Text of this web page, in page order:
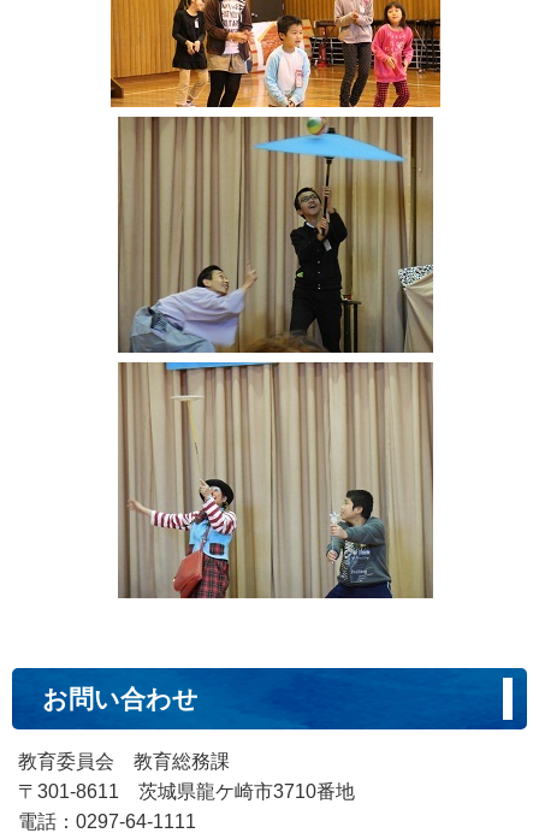
お問い合わせ
教育委員会 教育総務課
〒301-8611 茨城県龍ケ崎市3710番地
電話：0297-64-1111